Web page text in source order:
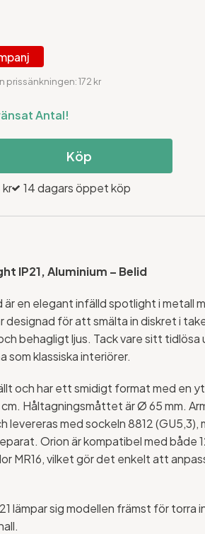
prissänkningen: 172 kr
Antal!
Köp
kr 14 dagars öppet köp
IP21, Aluminium – Belid
är en elegant infälld spotlight i metall
designad för att smälta in diskret i
behagligt ljus. Tack vare sitt tidlösa
som klassiska interiörer.
och har ett smidigt format med en
Håltagningsmåttet är Ø 65 mm.
levereras med sockeln 8812
Orion är kompatibel med både
MR16, vilket gör det enkelt att
lämpar sig modellen främst för torra